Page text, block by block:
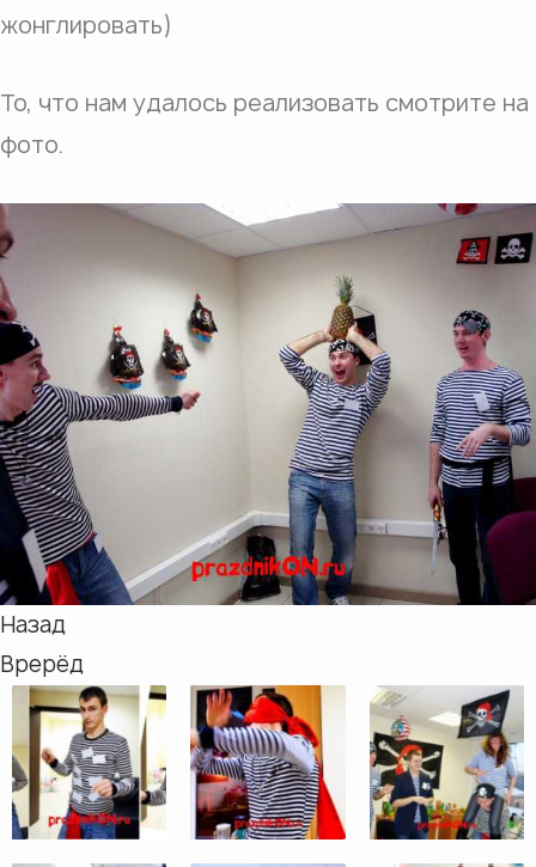
жонглировать)
То, что нам удалось реализовать смотрите на
фото.
Назад
Врерёд